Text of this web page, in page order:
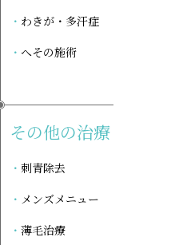
わきが・多汗症
へその施術
その他の治療
刺青除去
メンズメニュー
薄毛治療